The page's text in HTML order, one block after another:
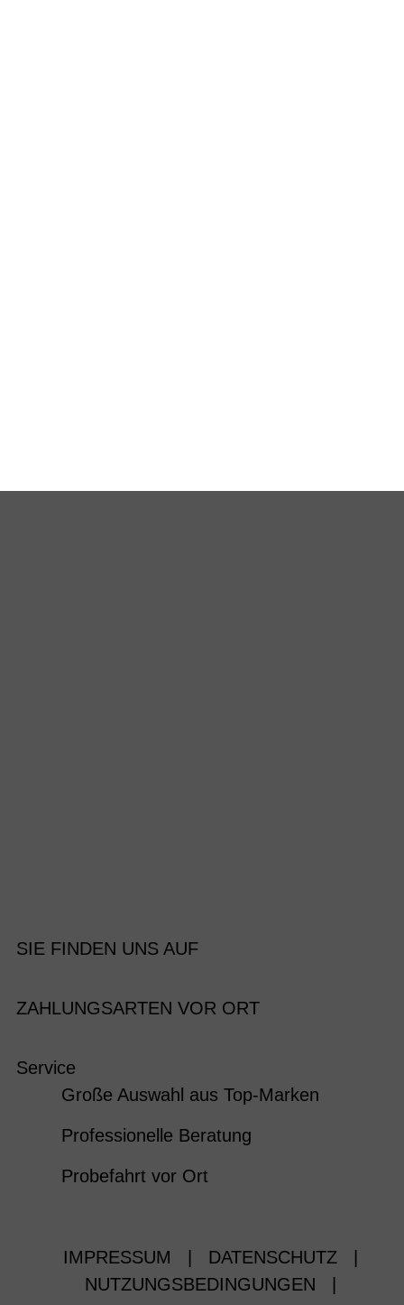
SIE FINDEN UNS AUF
ZAHLUNGSARTEN VOR ORT
Service
Große Auswahl aus Top-Marken
Professionelle Beratung
Probefahrt vor Ort
IMPRESSUM DATENSCHUTZ
NUTZUNGSBEDINGUNGEN